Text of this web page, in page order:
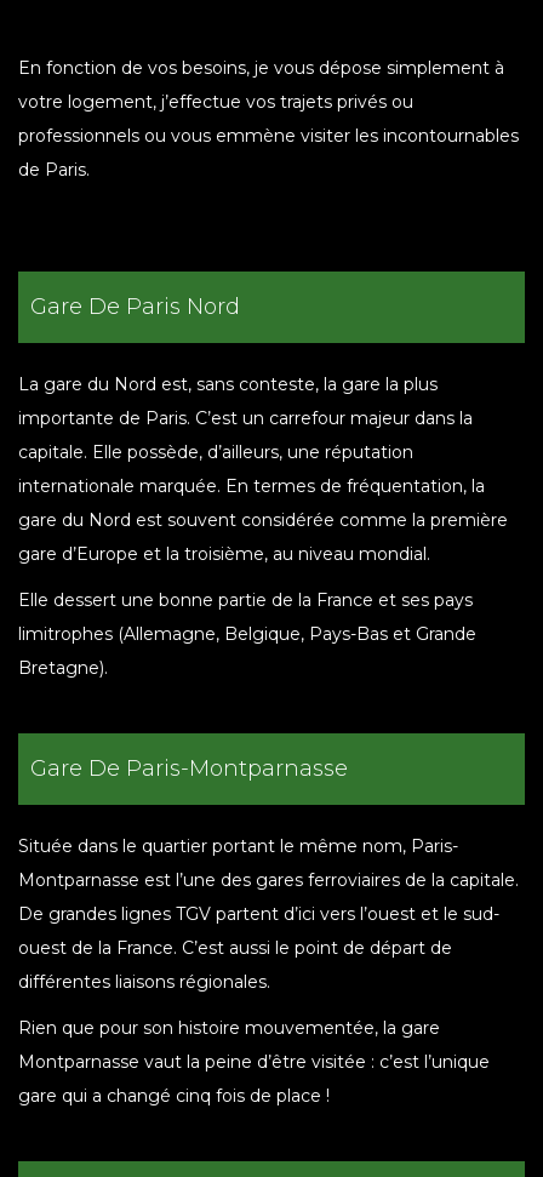
En fonction de vos besoins, je vous dépose simplement à
votre logement, j’effectue vos trajets privés ou
professionnels ou vous emmène visiter les incontournables
de Paris.
Gare De Paris Nord
La gare du Nord est, sans conteste, la gare la plus
importante de Paris. C’est un carrefour majeur dans la
capitale. Elle possède, d’ailleurs, une réputation
internationale marquée. En termes de fréquentation, la
gare du Nord est souvent considérée comme la première
gare d’Europe et la troisième, au niveau mondial.
Elle dessert une bonne partie de la France et ses pays
limitrophes (Allemagne, Belgique, Pays-Bas et Grande
Bretagne).
Gare De Paris-Montparnasse
Située dans le quartier portant le même nom, Paris-
Montparnasse est l’une des gares ferroviaires de la capitale.
De grandes lignes TGV partent d’ici vers l’ouest et le sud-
ouest de la France. C’est aussi le point de départ de
différentes liaisons régionales.
Rien que pour son histoire mouvementée, la gare
Montparnasse vaut la peine d’être visitée : c’est l’unique
gare qui a changé cinq fois de place !